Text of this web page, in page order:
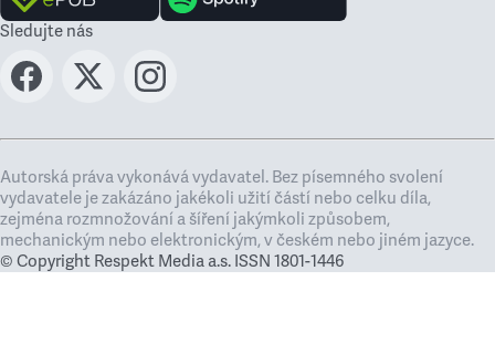
Sledujte nás
Autorská práva vykonává vydavatel. Bez písemného svolení
vydavatele je zakázáno jakékoli užití částí nebo celku díla,
zejména rozmnožování a šíření jakýmkoli způsobem,
mechanickým nebo elektronickým, v českém nebo jiném jazyce.
© Copyright Respekt Media a.s. ISSN 1801-1446